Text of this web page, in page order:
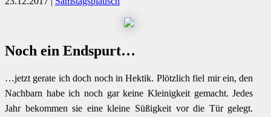
Noch ein Endspurt…
…jetzt gerate ich doch noch in Hektik. Plötzlich fiel mir ein, den
Nachbarn habe ich noch gar keine Kleinigkeit gemacht. Jedes
Jahr bekommen sie eine kleine Süßigkeit vor die Tür gelegt.